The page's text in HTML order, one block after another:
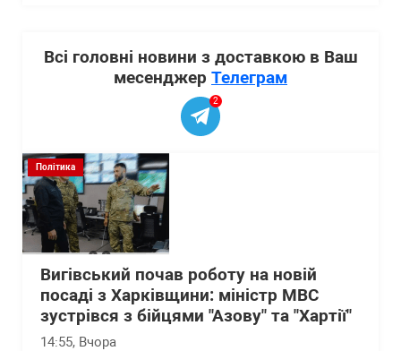
Всі головні новини з доставкою в Ваш
месенджер Телеграм
2
Політика
Вигівський почав роботу на новій
посаді з Харківщини: міністр МВС
зустрівся з бійцями "Азову" та "Хартії"
14:55, Вчора